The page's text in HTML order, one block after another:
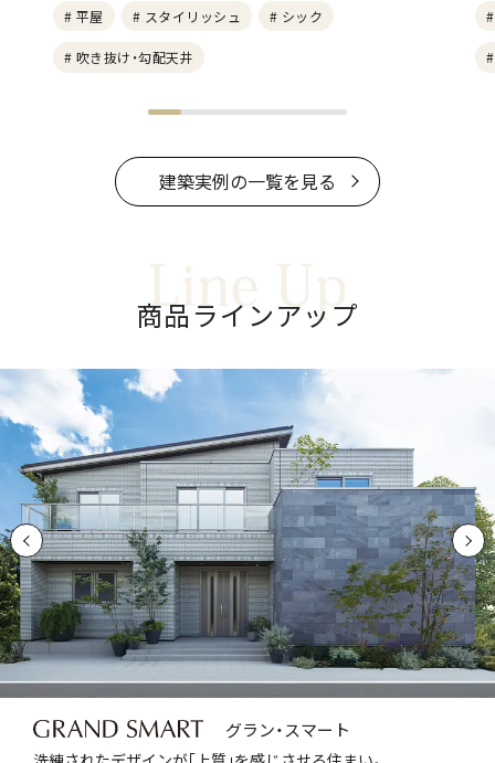
# 平屋 # スタイリッシュ # シック
# 吹き抜け・勾配天井
建築実例の一覧を見る
商品 ライ ンアッ プ
グラン・スマート